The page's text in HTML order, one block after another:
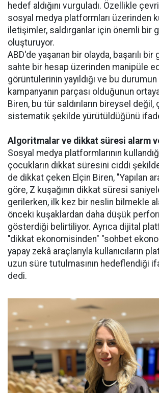
hedef aldığını vurguladı. Özellikle
sosyal medya platformları üzerinden
iletişimler, saldırganlar için önemli bir
oluşturuyor.
ABD'de yaşanan bir olayda, başarılı
sahte bir hesap üzerinden manipüle
görüntülerinin yayıldığı ve bu
kampanyanın parçası olduğunun
Biren, bu tür saldırıların bireysel değil,
sistematik şekilde yürütüldüğünü
Algoritmalar ve dikkat süresi alarm
Sosyal medya platformlarının
çocukların dikkat süresini ciddi
de dikkat çeken Elçin Biren, "Yapılan
göre, Z kuşağının dikkat süresi
gerilerken, ilk kez bir neslin bilmekle
önceki kuşaklardan daha düşük
gösterdiği belirtiliyor. Ayrıca dijital
"dikkat ekonomisinden" "sohbet
yapay zekâ araçlarıyla kullanıcıların
uzun süre tutulmasının hedeflendiği
dedi.